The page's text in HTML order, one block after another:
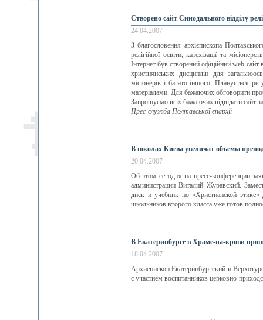
Створено сайт Синодального відділу
24.04.2007
З благословення архієпископа
релігійної освіти, катехізації та
Інтернет був створений офіційний web-
християнських дисциплін для
місіонерів і багато іншого. Планується
матеріалами. Для бажаючих обговорити
Запрошуємо всіх бажаючих відвідати сайт
Прес-служба Полтавської єпархії
В школах Киева увеличат объемы
20.04.2007
Об этом сегодня на пресс-конференции
администрации Виталий Журавский.
диск и учебник по «Христианской
школьников второго класса уже готов
В Екатеринбурге в Храме-на-крови
18.04.2007
Архиепископ Екатеринбургский и
с участием воспитанников церковно-